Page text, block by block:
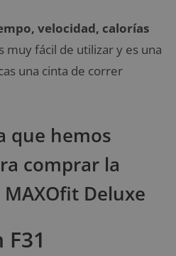
velocidad, calorías
muy fácil de utilizar y es una
una cinta de correr
que hemos
comprar la
Deluxe